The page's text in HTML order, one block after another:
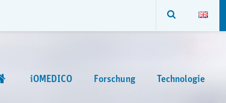
SUCHE
iOMEDICO Forschung Technologie